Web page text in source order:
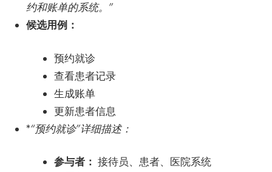
约和账单的系统。”
候选用例：
预约就诊
查看患者记录
生成账单
更新患者信息
*“预约就诊”详细描述：
参与者： 接待员、患者、医院系统